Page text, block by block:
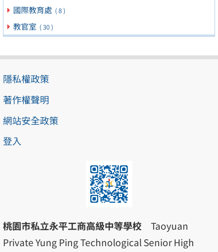
國際教育處 ( 8 )
教官室 ( 30 )
隱私權政策
著作權聲明
網站安全政策
登入
桃園市私立永平工商高級中等學校 Taoyuan
Private Yung Ping Technological Senior High